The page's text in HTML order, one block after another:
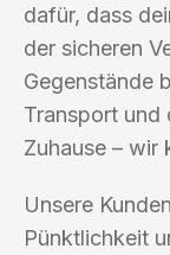
dafür, dass
der sicheren
Gegenstände
Transport und
Zuhause – wir
Unsere
Pünktlichkeit